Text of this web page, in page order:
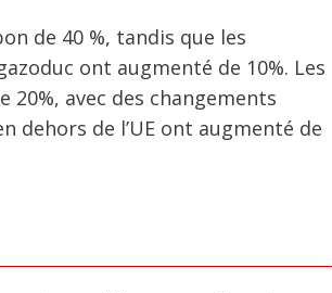
de 40 %, tandis que les
ont augmenté de 10%. Les
avec des changements
dehors de l’UE ont augmenté de